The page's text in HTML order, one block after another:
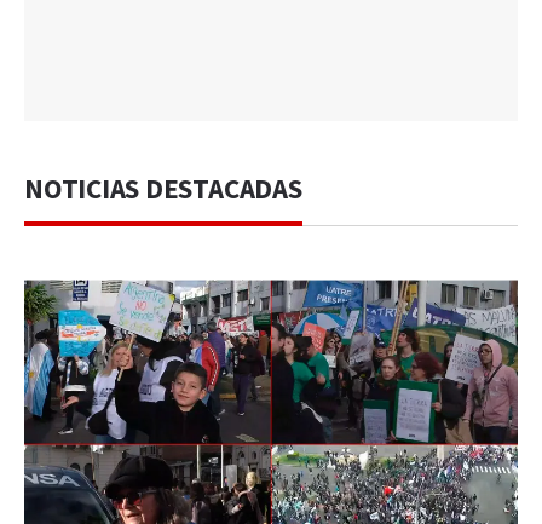
NOTICIAS DESTACADAS